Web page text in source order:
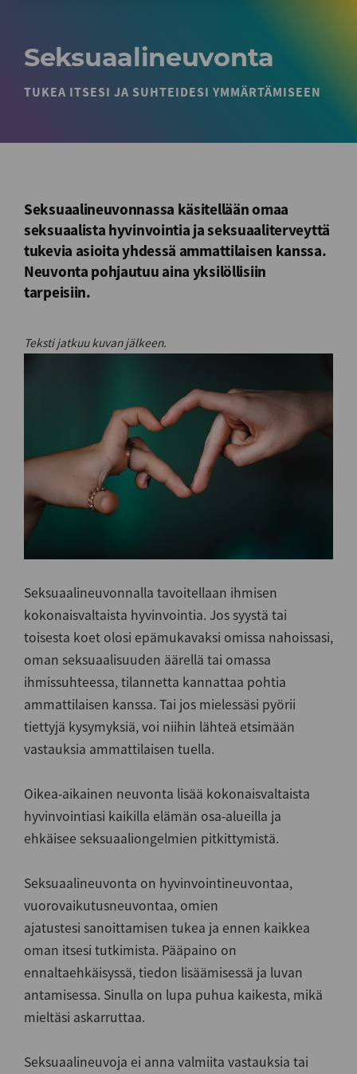
Seksuaalineuvonta
TUKEA ITSESI JA SUHTEIDESI YMMÄRTÄMISEEN
Seksuaalineuvonnassa käsitellään omaa
seksuaalista hyvinvointia ja seksuaaliterveyttä
tukevia asioita yhdessä ammattilaisen kanssa.
Neuvonta pohjautuu aina yksilöllisiin
tarpeisiin.
Teksti jatkuu kuvan jälkeen.
Seksuaalineuvonnalla tavoitellaan ihmisen
kokonaisvaltaista hyvinvointia. Jos syystä tai
toisesta koet olosi epämukavaksi omissa nahoissasi,
oman seksuaalisuuden äärellä tai omassa
ihmissuhteessa, tilannetta kannattaa pohtia
ammattilaisen kanssa. Tai jos mielessäsi pyörii
tiettyjä kysymyksiä, voi niihin lähteä etsimään
vastauksia ammattilaisen tuella.
Oikea-aikainen neuvonta lisää kokonaisvaltaista
hyvinvointiasi kaikilla elämän osa-alueilla ja
ehkäisee seksuaaliongelmien pitkittymistä.
Seksuaalineuvonta on hyvinvointineuvontaa,
vuorovaikutusneuvontaa, omien
ajatustesi sanoittamisen tukea ja ennen kaikkea
oman itsesi tutkimista. Pääpaino on
ennaltaehkäisyssä, tiedon lisäämisessä ja luvan
antamisessa. Sinulla on lupa puhua kaikesta, mikä
mieltäsi askarruttaa.
Seksuaalineuvoja ei anna valmiita vastauksia tai